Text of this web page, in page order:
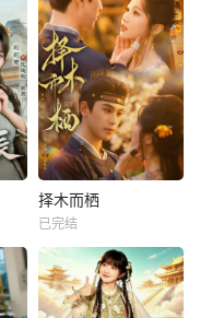
择木而栖
已完结